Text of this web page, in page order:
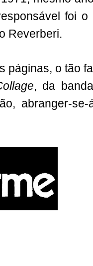
foi o
Reverberi.
páginas, o tão
, da banda
abranger-